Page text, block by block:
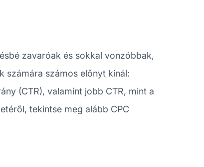
zavaróak és sokkal vonzóbbak,
számára számos előnyt kínál:
(CTR), valamint jobb CTR, mint a
tekintse meg alább CPC